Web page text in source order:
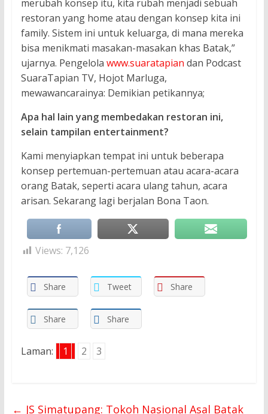
merubah konsep itu, kita rubah menjadi sebuah
restoran yang home atau dengan konsep kita ini
family. Sistem ini untuk keluarga, di mana mereka
bisa menikmati masakan-masakan khas Batak,”
ujarnya. Pengelola www.suaratapian dan Podcast
SuaraTapian TV, Hojot Marluga,
mewawancarainya: Demikian petikannya;
Apa hal lain yang membedakan restoran ini,
selain tampilan entertainment?
Kami menyiapkan tempat ini untuk beberapa
konsep pertemuan-pertemuan atau acara-acara
orang Batak, seperti acara ulang tahun, acara
arisan. Sekarang lagi berjalan Bona Taon.
Views: 7,126
Share Tweet Share
Share Share
Laman: 1 2 3
← JS Simatupang: Tokoh Nasional Asal Batak